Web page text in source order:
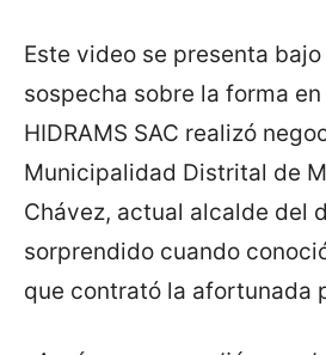
Este video se presenta
sospecha sobre la forma
HIDRAMS SAC realizó
Municipalidad Distrital de
Chávez, actual alcalde del
sorprendido cuando
que contrató la afortunada